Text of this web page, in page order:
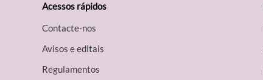
Acessos rápidos
Contacte-nos
Avisos e editais
Regulamentos